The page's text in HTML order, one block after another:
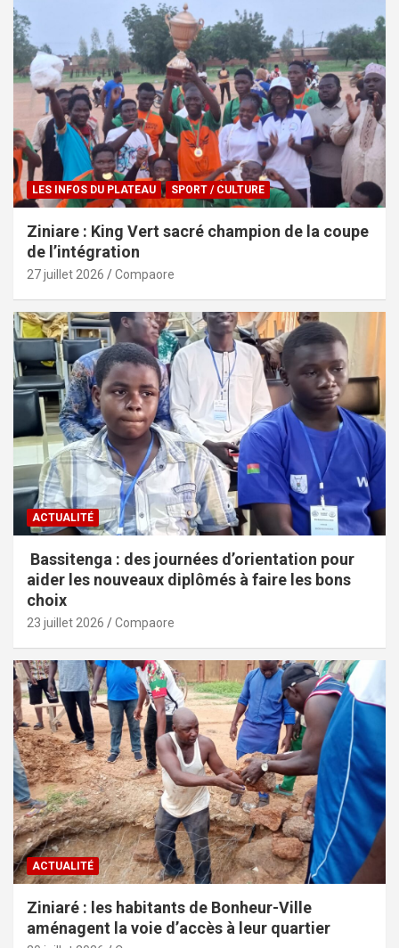
LES INFOS DU PLATEAU SPORT / CULTURE
Ziniare : King Vert sacré champion de la coupe
de l’intégration
27 juillet 2026 Compaore
ACTUALITÉ
Bassitenga : des journées d’orientation pour
aider les nouveaux diplômés à faire les bons
choix
23 juillet 2026 Compaore
ACTUALITÉ
Ziniaré : les habitants de Bonheur-Ville
aménagent la voie d’accès à leur quartier